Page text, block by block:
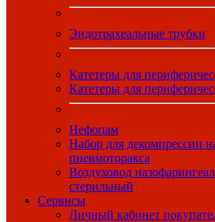
Эндотрахеальные трубки
Катетеры для
Катетеры для
Нефопам
Набор для декомпрессии
пневмоторакса
Воздуховод
стерильный
Сервисы
Личный кабинет